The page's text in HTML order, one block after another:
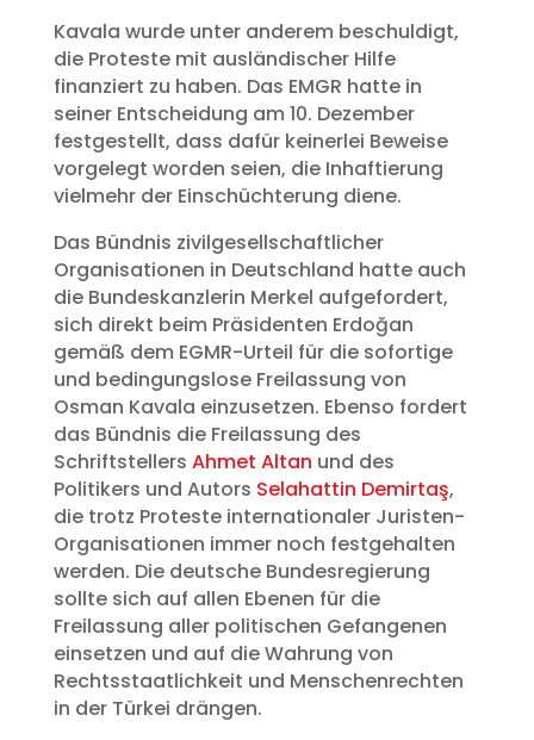
Kavala wurde unter anderem beschuldigt,
die Proteste mit ausländischer Hilfe
finanziert zu haben. Das EMGR hatte in
seiner Entscheidung am 10. Dezember
festgestellt, dass dafür keinerlei Beweise
vorgelegt worden seien, die Inhaftierung
vielmehr der Einschüchterung diene.
Das Bündnis zivilgesellschaftlicher
Organisationen in Deutschland hatte auch
die Bundeskanzlerin Merkel aufgefordert,
sich direkt beim Präsidenten Erdoğan
gemäß dem EGMR-Urteil für die sofortige
und bedingungslose Freilassung von
Osman Kavala einzusetzen. Ebenso fordert
das Bündnis die Freilassung des
Schriftstellers Ahmet Altan und des
Politikers und Autors Selahattin Demirtaş,
die trotz Proteste internationaler Juristen-
Organisationen immer noch festgehalten
werden. Die deutsche Bundesregierung
sollte sich auf allen Ebenen für die
Freilassung aller politischen Gefangenen
einsetzen und auf die Wahrung von
Rechtsstaatlichkeit und Menschenrechten
in der Türkei drängen.